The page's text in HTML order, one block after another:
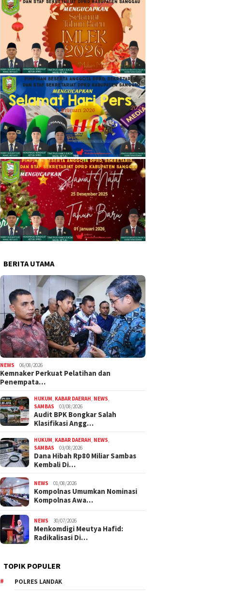
BERITA UTAMA
NEWS 06/08/2026
Kemnaker Perkuat Pelatihan dan
Penempata…
HUKUM KABAR DAERAH NEWS
SAMBAS
03/08/2026
Audit BPK Bongkar Salah
Klasifikasi Angg…
HUKUM KABAR DAERAH NEWS
SAMBAS
03/08/2026
Dana Hibah Rp80 Miliar Sambas
Kembali Di…
NEWS 01/08/2026
Kompolnas Umumkan Nominasi
Kompolnas Awa…
NEWS 30/07/2026
Menkomdigi Meutya Hafid:
Radikalisasi Di…
TOPIK POPULER
POLRES LANDAK